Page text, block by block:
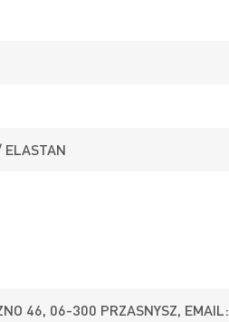
46, 06-300 PRZASNYSZ, EMAIL: